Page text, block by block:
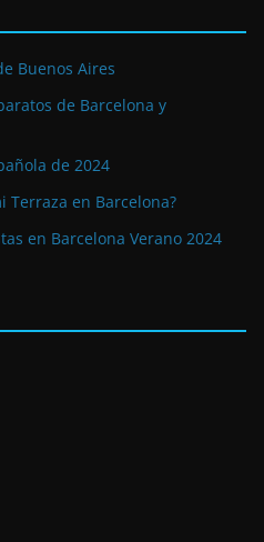
Buenos Aires
de Barcelona y
de 2024
Terraza en Barcelona?
en Barcelona Verano 2024